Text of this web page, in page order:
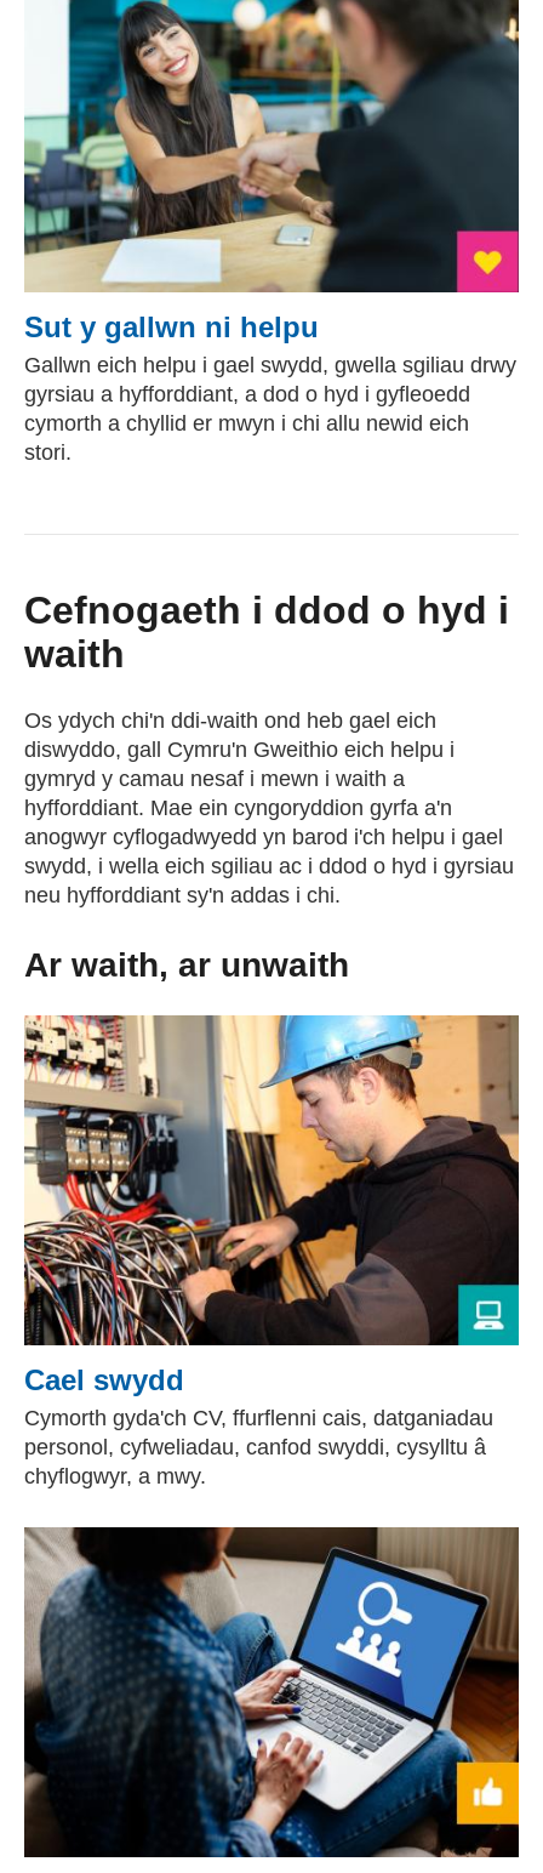
Sut y gallwn ni helpu
Gallwn eich helpu i gael swydd, gwella sgiliau drwy
gyrsiau a hyfforddiant, a dod o hyd i gyfleoedd
cymorth a chyllid er mwyn i chi allu newid eich
stori.
Cefnogaeth i ddod o hyd i
waith
Os ydych chi'n ddi-waith ond heb gael eich
diswyddo, gall Cymru'n Gweithio eich helpu i
gymryd y camau nesaf i mewn i waith a
hyfforddiant. Mae ein cyngoryddion gyrfa a'n
anogwyr cyflogadwyedd yn barod i'ch helpu i gael
swydd, i wella eich sgiliau ac i ddod o hyd i gyrsiau
neu hyfforddiant sy'n addas i chi.
Ar waith, ar unwaith
Cael swydd
Cymorth gyda'ch CV, ffurflenni cais, datganiadau
personol, cyfweliadau, canfod swyddi, cysylltu â
chyflogwyr, a mwy.